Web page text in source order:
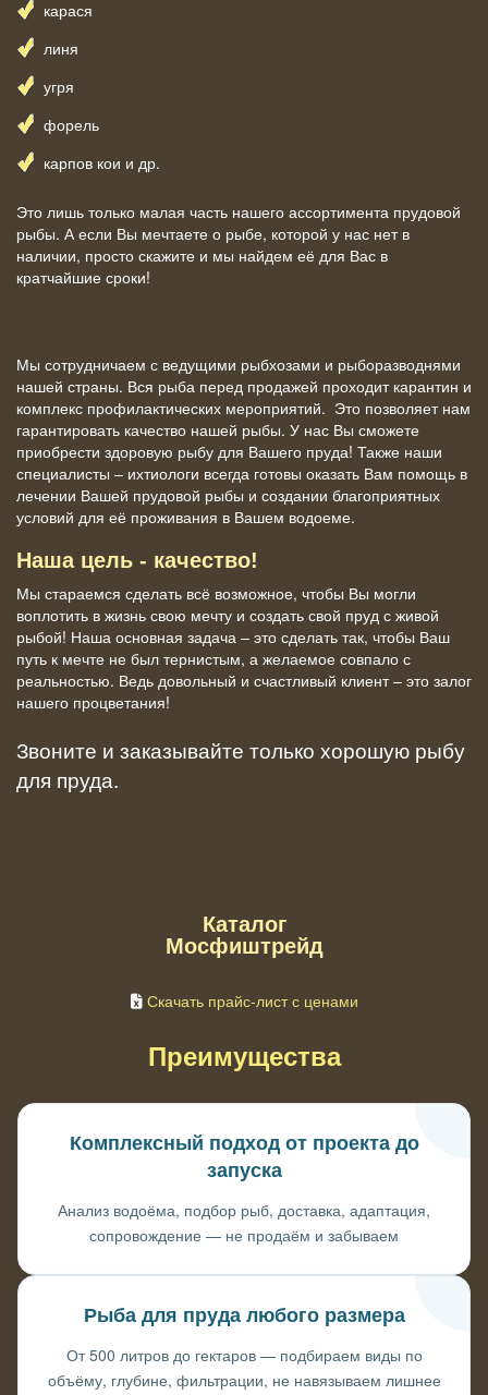
карася
линя
угря
форель
карпов кои и др.
Это лишь только малая часть нашего ассортимента прудовой
рыбы. А если Вы мечтаете о рыбе, которой у нас нет в
наличии, просто скажите и мы найдем её для Вас в
кратчайшие сроки!
Мы сотрудничаем с ведущими рыбхозами и рыборазводнями
нашей страны. Вся рыба перед продажей проходит карантин и
комплекс профилактических мероприятий. Это позволяет нам
гарантировать качество нашей рыбы. У нас Вы сможете
приобрести здоровую рыбу для Вашего пруда! Также наши
специалисты – ихтиологи всегда готовы оказать Вам помощь в
лечении Вашей прудовой рыбы и создании благоприятных
условий для её проживания в Вашем водоеме.
Наша цель - качество!
Мы стараемся сделать всё возможное, чтобы Вы могли
воплотить в жизнь свою мечту и создать свой пруд с живой
рыбой! Наша основная задача – это сделать так, чтобы Ваш
путь к мечте не был тернистым, а желаемое совпало с
реальностью. Ведь довольный и счастливый клиент – это залог
нашего процветания!
Звоните и заказывайте только хорошую рыбу
для пруда.
Каталог
Мосфиштрейд
Скачать прайс-лист с ценами
Преимущества
Комплексный подход от проекта до
запуска
Анализ водоёма, подбор рыб, доставка, адаптация,
сопровождение — не продаём и забываем
Рыба для пруда любого размера
От 500 литров до гектаров — подбираем виды по
объёму, глубине, фильтрации, не навязываем лишнее